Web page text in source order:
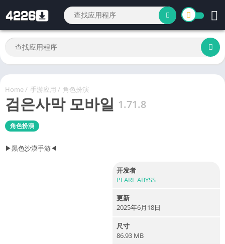
Home/ 手游应用 / 角色扮演
검은사막 모바일 1.71.8
角色扮演
▶黑色沙漠手游◀
开发者
PEARL ABYSS
更新
2025年6月18日
尺寸
86.93 MB